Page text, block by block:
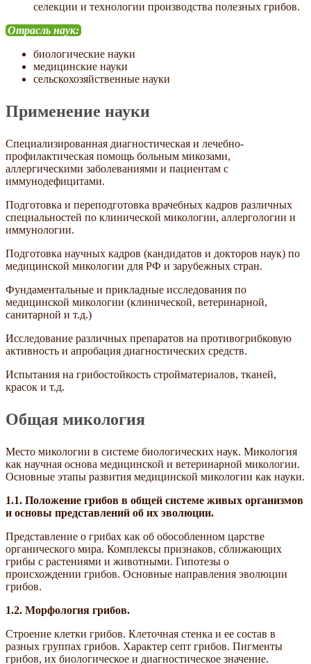
селекции и технологии производства полезных грибов.
Отрасль наук:
биологические науки
медицинские науки
сельскохозяйственные науки
Применение науки
Cпециализированная диагностическая и лечебно-
профилактическая помощь больным микозами,
аллергическими заболеваниями и пациентам с
иммунодефицитами.
Подготовка и переподготовка врачебных кадров различных
специальностей по клинической микологии, аллергологии и
иммунологии.
Подготовка научных кадров (кандидатов и докторов наук) по
медицинской микологии для РФ и зарубежных стран.
Фундаментальные и прикладные исследования по
медицинской микологии (клинической, ветеринарной,
санитарной и т.д.)
Исследование различных препаратов на противогрибковую
активность и апробация диагностических средств.
Испытания на грибостойкость стройматериалов, тканей,
красок и т.д.
Общая микология
Место микологии в системе биологических наук. Микология
как научная основа медицинской и ветеринарной микологии.
Основные этапы развития медицинской микологии как науки.
1.1. Положение грибов в общей системе живых организмов
и основы представлений об их эволюции.
Представление о грибах как об обособленном царстве
органического мира. Комплексы признаков, сближающих
грибы с растениями и животными. Гипотезы о
происхождении грибов. Основные направления эволюции
грибов.
1.2. Морфология грибов.
Строение клетки грибов. Клеточная стенка и ее состав в
разных группах грибов. Характер септ грибов. Пигменты
грибов, их биологическое и диагностическое значение.